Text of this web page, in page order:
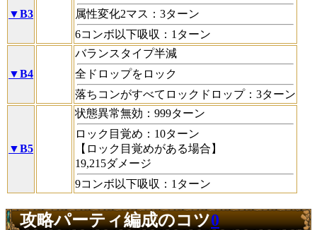
▼B3
属性変化2マス：3ターン
6コンボ以下吸収：1ターン
▼B4
バランスタイプ半減
全ドロップをロック
落ちコンがすべてロックドロップ：3ターン
▼B5
状態異常無効：999ターン
ロック目覚め：10ターン
【ロック目覚めがある場合】
19,215ダメージ
9コンボ以下吸収：1ターン
攻略パーティ編成のコツ0